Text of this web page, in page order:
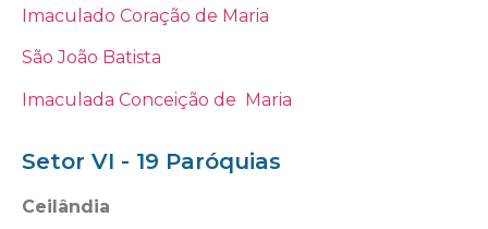
Imaculado Coração de Maria
São João Batista
Imaculada Conceição de Maria
Setor VI - 19 Paróquias
Ceilândia